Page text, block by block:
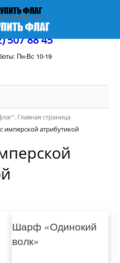
507 88 45
Пн-Вс 10-19
Главная страница
имперской атрибутикой
Шарф «Одинокий
волк»